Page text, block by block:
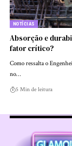
NOTÍCIAS
Absorção e
fator crítico?
Como ressalta o
no…
5 Min de leitura